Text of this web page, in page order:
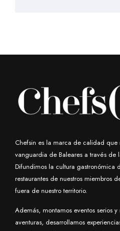
Chefsin es la marca de calidad
vanguardia de Baleares a través de
Difundimos la cultura gastronómica
restaurantes de nuestros miembros
fuera de nuestro territorio.
Además, montamos eventos serios
aventuras, desarrollamos